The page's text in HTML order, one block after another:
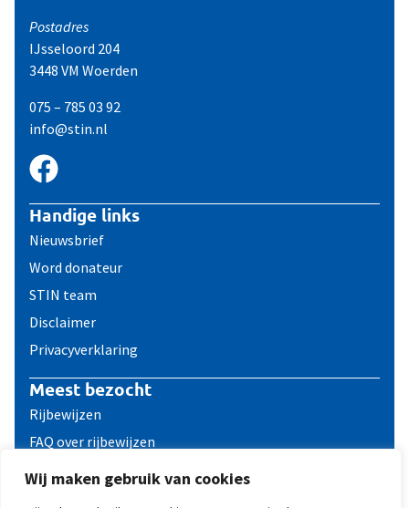
Wij maken gebruik van cookies
Postadres
IJsseloord 204
3448 VM Woerden
075 – 785 03 92
info@stin.nl
Handige links
Nieuwsbrief
Word donateur
STIN team
Disclaimer
Privacyverklaring
Meest bezocht
Rijbewijzen
FAQ over rijbewijzen